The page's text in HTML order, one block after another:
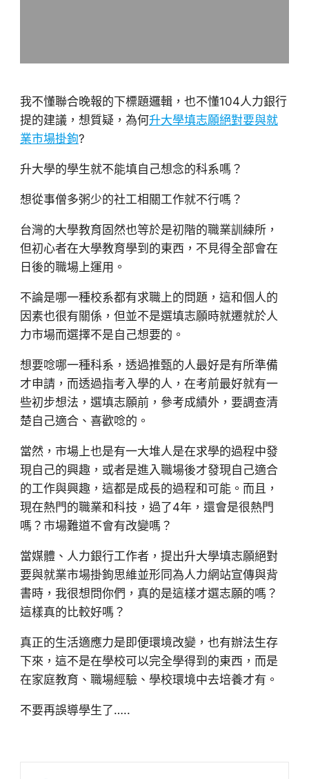
我不懂聯合晚報的下標題邏輯，也不懂104人力銀行
提的建議，想質疑，為何升大學填志願絕對要與就
業市場掛鉤?
升大學的學生就不能填自己想念的科系嗎？
想從事僧多粥少的社工相關工作就不行嗎？
台灣的大學教育固然也等於是初階的職業訓練所，
但初心者在大學教育學到的東西，不見得全部會在
日後的職場上運用。
不論是哪一種校系都有求職上的問題，這和個人的
因素也很有關係，但並不是選填志願時就遷就於人
力市場而選擇不是自己想要的。
想要唸哪一種科系，透過推甄的人最好是有所準備
才申請，而透過指考入學的人，在考前最好就有一
些初步想法，選填志願前，參考成績外，要調查清
楚自己適合、喜歡唸的。
當然，市場上也是有一大堆人是在求學的過程中發
現自己的興趣，或者是進入職場後才發現自己適合
的工作與興趣，這都是成長的過程和可能。而且，
現在熱門的職業和科技，過了4年，還會是很熱門
嗎？市場難道不會有改變嗎？
當媒體、人力銀行工作者，提出升大學填志願絕對
要與就業市場掛鉤思維並形同為人力網站宣傳與背
書時，我很想問你們，真的是這樣才選志願的嗎？
這樣真的比較好嗎？
真正的生活適應力是即便環境改變，也有辦法生存
下來，這不是在學校可以完全學得到的東西，而是
在家庭教育、職場經驗、學校環境中去培養才有。
不要再誤導學生了…..